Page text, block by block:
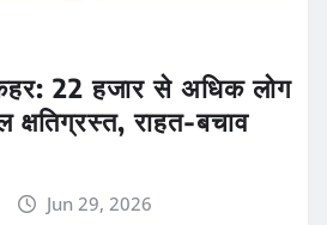
22 हजार से अधिक लोग
क्षतिग्रस्त, राहत-बचाव
Jun 29, 2026